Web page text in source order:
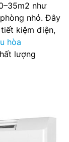
như
nhỏ. Đây
kiệm điện,
hòa
lượng